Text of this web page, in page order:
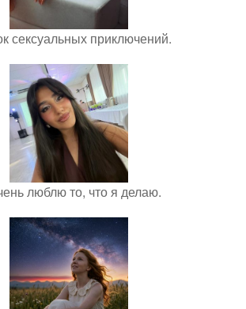
сексуальных приключений.
люблю то, что я делаю.